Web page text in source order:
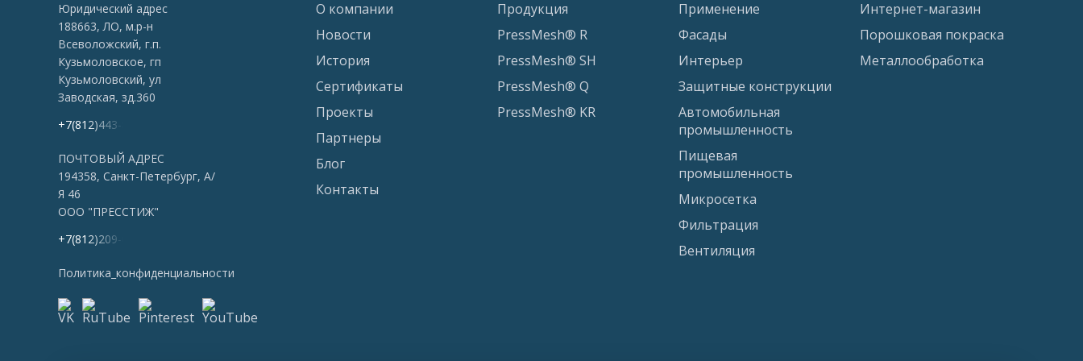
Юридический адрес
188663, ЛО, м.р-н
Всеволожский, г.п.
Кузьмоловское, гп
Кузьмоловский, ул
Заводская, зд.360
+7(812)443-86-96
ПОЧТОВЫЙ АДРЕС
194358, Санкт-Петербург, А/
Я 46
ООО "ПРЕССТИЖ"
+7(812)209-06-95
Политика_конфиденциальности
О компании
Новости
История
Сертификаты
Проекты
Партнеры
Блог
Контакты
Продукция
PressMesh® R
PressMesh® SH
PressMesh® Q
PressMesh® KR
Применение
Фасады
Интерьер
Защитные конструкции
Автомобильная
промышленность
Пищевая
промышленность
Микросетка
Фильтрация
Вентиляция
Интернет-магазин
Порошковая покраска
Металлообработка